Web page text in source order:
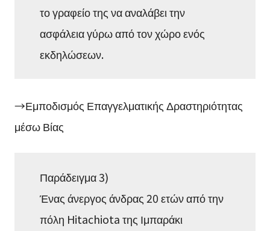
το γραφείο της να αναλάβει την
ασφάλεια γύρω από τον χώρο ενός
εκδηλώσεων.
→Εμποδισμός Επαγγελματικής Δραστηριότητας
μέσω Βίας
Παράδειγμα 3)
Ένας άνεργος άνδρας 20 ετών από την
πόλη Hitachiota της Ιμπαράκι